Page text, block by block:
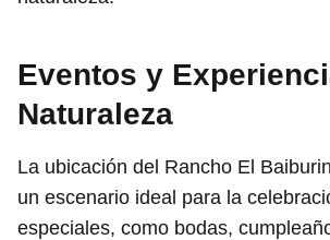
Eventos y
Naturaleza
La ubicación del Rancho El
un escenario ideal para la
especiales, como bodas,